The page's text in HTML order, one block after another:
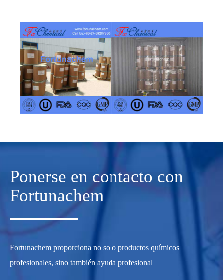
Ponerse en contacto con
Fortunachem
Fortunachem proporciona no solo productos químicos
profesionales, sino también ayuda profesional